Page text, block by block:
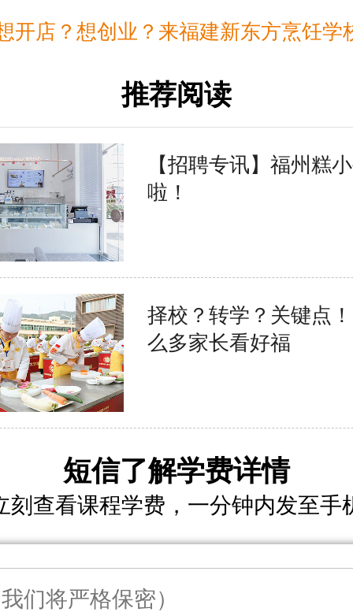
开店？想创业？来福建新东方烹饪学校助力你
推荐阅读
【招聘专讯】福州糕
啦！
择校？转学？关键点
么多家长看好福
短信了解学费详情
刻查看课程学费，一分钟内发至手